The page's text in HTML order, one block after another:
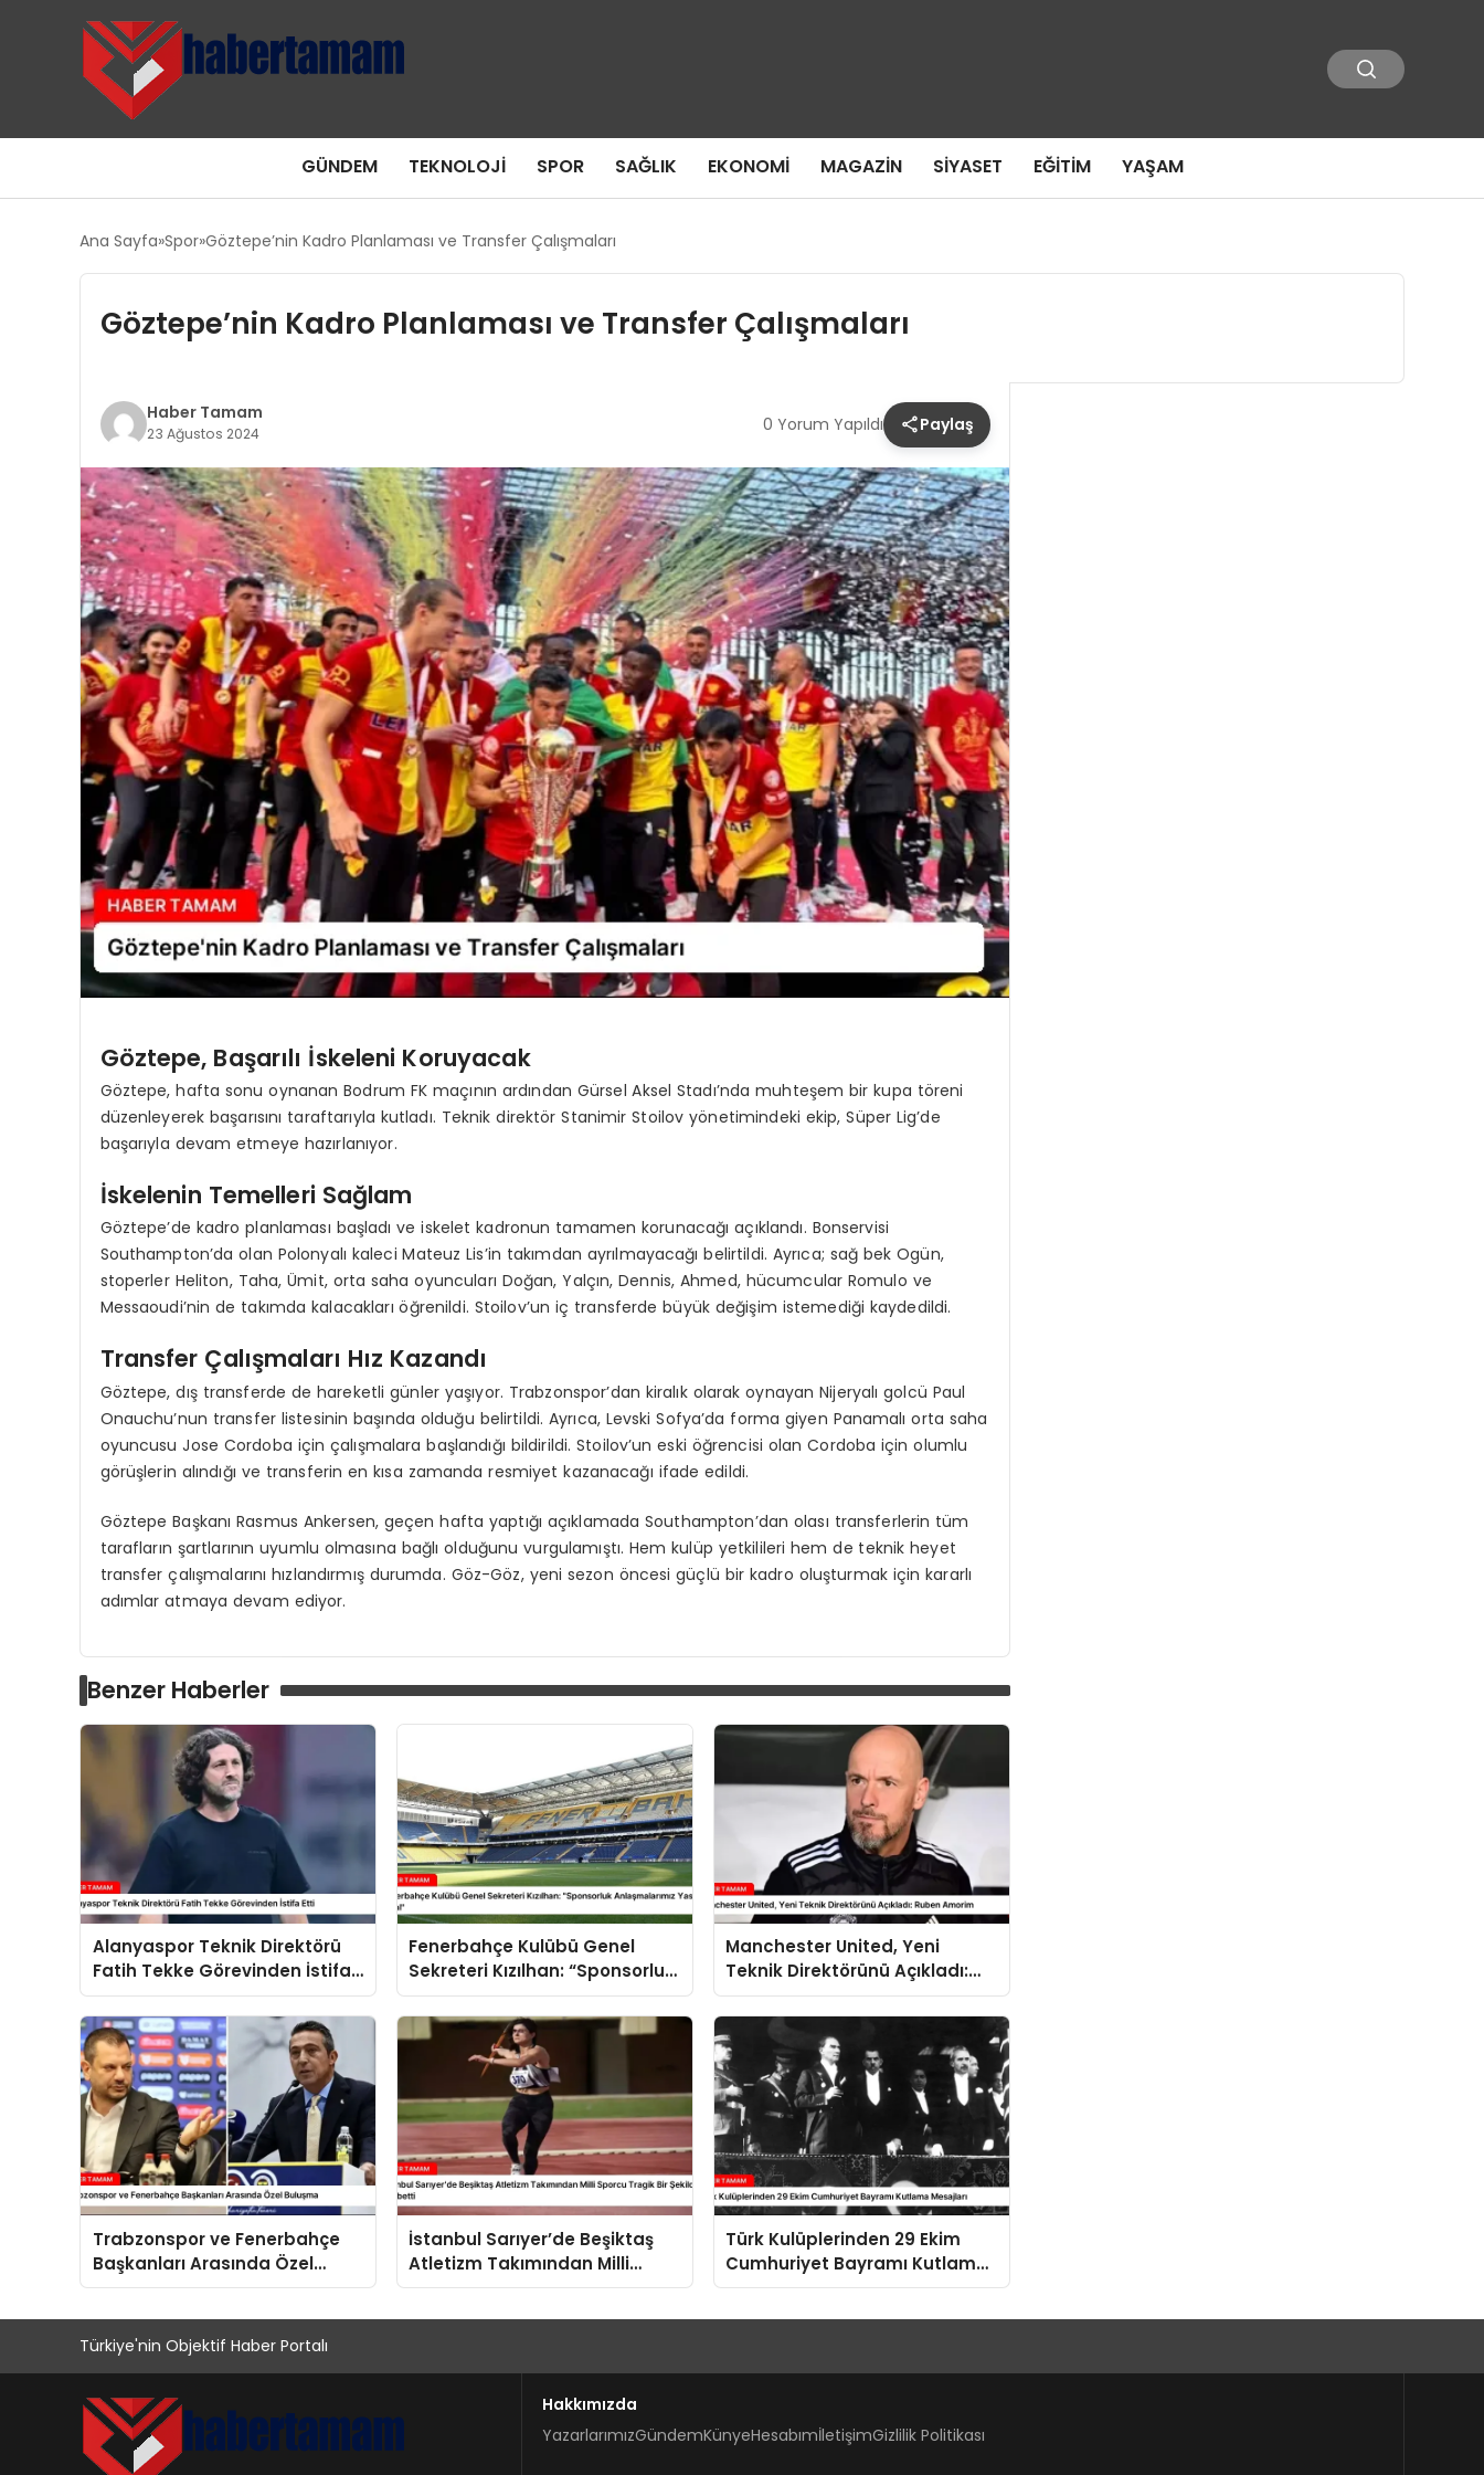
GÜNDEM TEKNOLOJI SPOR SAĞLIK EKONOMI MAGAZIN SIYASET EĞITIM YAŞAM
Ana Sayfa Spor Göztepe’nin Kadro Planlaması ve Transfer Çalışmaları
Göztepe’nin Kadro Planlaması ve Transfer Çalışmaları
Haber Tamam
23 Ağustos 2024 0 Yorum Yapıldı Paylaş
Göztepe, Başarılı İskeleni Koruyacak
Göztepe, hafta sonu oynanan Bodrum FK maçının ardından Gürsel Aksel Stadı’nda muhteşem bir kupa töreni
düzenleyerek başarısını taraftarıyla kutladı. Teknik direktör Stanimir Stoilov yönetimindeki ekip, Süper Lig’de
başarıyla devam etmeye hazırlanıyor.
İskelenin Temelleri Sağlam
Göztepe’de kadro planlaması başladı ve iskelet kadronun tamamen korunacağı açıklandı. Bonservisi
Southampton’da olan Polonyalı kaleci Mateuz Lis’in takımdan ayrılmayacağı belirtildi. Ayrıca; sağ bek Ogün,
stoperler Heliton, Taha, Ümit, orta saha oyuncuları Doğan, Yalçın, Dennis, Ahmed, hücumcular Romulo ve
Messaoudi’nin de takımda kalacakları öğrenildi. Stoilov’un iç transferde büyük değişim istemediği kaydedildi.
Transfer Çalışmaları Hız Kazandı
Göztepe, dış transferde de hareketli günler yaşıyor. Trabzonspor’dan kiralık olarak oynayan Nijeryalı golcü Paul
Onauchu’nun transfer listesinin başında olduğu belirtildi. Ayrıca, Levski Sofya’da forma giyen Panamalı orta saha
oyuncusu Jose Cordoba için çalışmalara başlandığı bildirildi. Stoilov’un eski öğrencisi olan Cordoba için olumlu
görüşlerin alındığı ve transferin en kısa zamanda resmiyet kazanacağı ifade edildi.
Göztepe Başkanı Rasmus Ankersen, geçen hafta yaptığı açıklamada Southampton’dan olası transferlerin tüm
tarafların şartlarının uyumlu olmasına bağlı olduğunu vurgulamıştı. Hem kulüp yetkilileri hem de teknik heyet
transfer çalışmalarını hızlandırmış durumda. Göz-Göz, yeni sezon öncesi güçlü bir kadro oluşturmak için kararlı
adımlar atmaya devam ediyor.
Benzer Haberler
Alanyaspor Teknik Direktörü
Fatih Tekke Görevinden İstifa
Etti
Fenerbahçe Kulübü Genel
Sekreteri Kızılhan: “Sponsorluk
Anlaşmalarımız Yasal ve
Helal”
Manchester United, Yeni
Teknik Direktörünü Açıkladı:
Ruben Amorim
Trabzonspor ve Fenerbahçe
Başkanları Arasında Özel
Buluşma
İstanbul Sarıyer’de Beşiktaş
Atletizm Takımından Milli
Sporcu Tragik Bir Şekilde
Türk Kulüplerinden 29 Ekim
Cumhuriyet Bayramı Kutlama
Mesajları
Türkiye'nin Objektif Haber Portalı
Hakkımızda
YazarlarımızGündemKünyeHesabımİletişimGizlilik Politikası